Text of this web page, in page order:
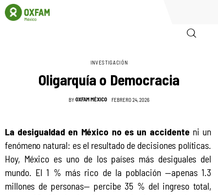
Quienes somos
Biblioteca
Participa
INVESTIGACIÓN
Oligarquía o Democracia
BY OXFAM MÉXICO FEBRERO 24, 2026
La desigualdad en México no es un accidente ni un
fenómeno natural: es el resultado de decisiones políticas.
Hoy, México es uno de los países más desiguales del
mundo. El 1 % más rico de la población —apenas 1.3
millones de personas— percibe 35 % del ingreso total,